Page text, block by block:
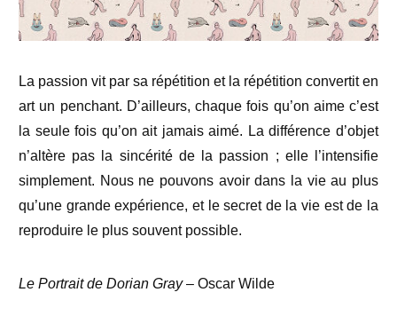
La passion vit par sa répétition et la répétition convertit en
art un penchant. D’ailleurs, chaque fois qu’on aime c’est
la seule fois qu’on ait jamais aimé. La différence d’objet
n’altère pas la sincérité de la passion ; elle l’intensifie
simplement. Nous ne pouvons avoir dans la vie au plus
qu’une grande expérience, et le secret de la vie est de la
reproduire le plus souvent possible.
Le Portrait de Dorian Gray– Oscar Wilde